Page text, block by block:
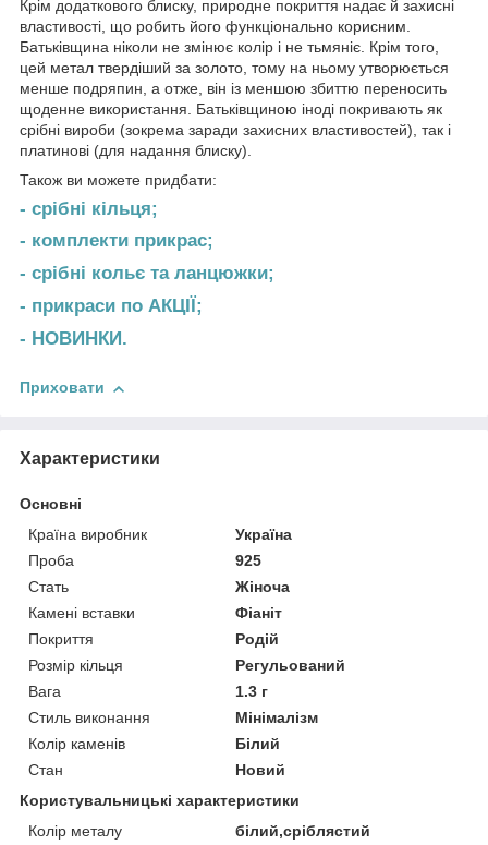
Крім додаткового блиску, природне покриття надає й захисні
властивості, що робить його функціонально корисним.
Батьківщина ніколи не змінює колір і не тьмяніє. Крім того,
цей метал твердіший за золото, тому на ньому утворюється
менше подряпин, а отже, він із меншою збиттю переносить
щоденне використання. Батьківщиною іноді покривають як
срібні вироби (зокрема заради захисних властивостей), так і
платинові (для надання блиску).
Також ви можете придбати:
- срібні кільця;
- комплекти прикрас;
- срібні кольє та ланцюжки;
- прикраси по АКЦІЇ;
- НОВИНКИ.
Приховати
Характеристики
Основні
Країна виробник
Україна
Проба
925
Стать
Жіноча
Камені вставки
Фіаніт
Покриття
Родій
Розмір кільця
Регульований
Вага
1.3 г
Стиль виконання
Мінімалізм
Колір каменів
Білий
Стан
Новий
Користувальницькі характеристики
Колір металу
білий,сріблястий